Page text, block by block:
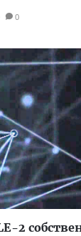
0
2